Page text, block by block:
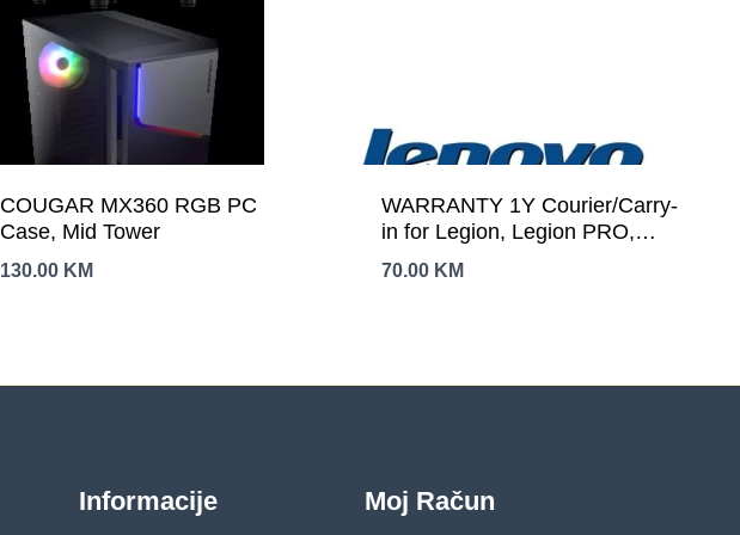
COUGAR MX360 RGB PC
Case, Mid Tower
130.00 KM
WARRANTY 1Y Courier/Carry-
in for Legion, Legion PRO,
IdeaPad, IdeaPad Slim,
IdeaPad PRO
70.00 KM
Informacije Moj Račun